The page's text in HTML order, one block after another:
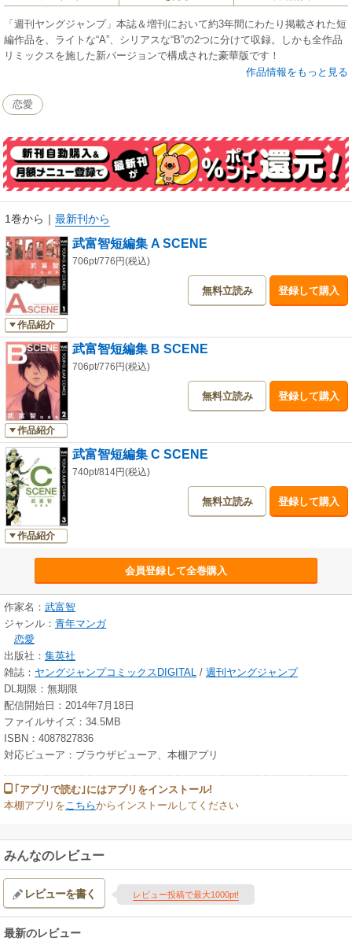
「週刊ヤングジャンプ」本誌＆増刊において約3年間にわたり掲載された短
編作品を、ライトな“A”、シリアスな“B”の2つに分けて収録。しかも全作品
リミックスを施した新バージョンで構成された豪華版です！
作品情報をもっと見る
恋愛
1巻から ｜ 最新刊から
作品紹介
武富智短編集 A SCENE
706pt/776円(税込)
無料立読み 登録して購入
作品紹介
武富智短編集 B SCENE
706pt/776円(税込)
無料立読み 登録して購入
作品紹介
武富智短編集 C SCENE
740pt/814円(税込)
無料立読み 登録して購入
会員登録して全巻購入
作家名： 武富智
ジャンル： 青年マンガ
恋愛
出版社： 集英社
雑誌： ヤングジャンプコミックスDIGITAL / 週刊ヤングジャンプ
DL期限：無期限
配信開始日：2014年7月18日
ファイルサイズ：34.5MB
ISBN：4087827836
対応ビューア：ブラウザビューア、本棚アプリ
｢アプリで読む｣にはアプリをインストール!
本棚アプリを こちらからインストールしてください
みんなのレビュー
レビューを書く レビュー投稿で最大1000pt!
最新のレビュー